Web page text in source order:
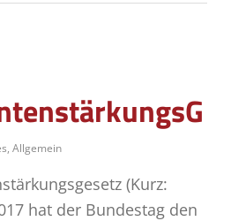
, Allgemein
(Kurz:
hat der Bundestag den